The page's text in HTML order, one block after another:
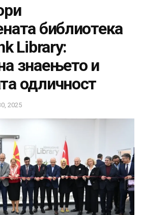
библиотека
Library:
знаењето и
одличност
2025